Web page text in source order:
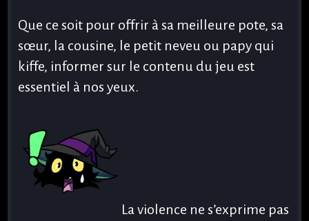
Que ce soit pour offrir à sa meilleure pote, sa
sœur, la cousine, le petit neveu ou papy qui
kiffe, informer sur le contenu du jeu est
essentiel à nos yeux.
La violence ne s’exprime pas